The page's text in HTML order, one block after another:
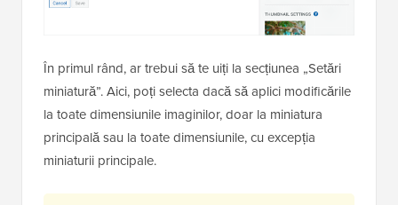
În primul rând, ar trebui să te uiți la secțiunea „Setări
miniatură”. Aici, poți selecta dacă să aplici modificările
la toate dimensiunile imaginilor, doar la miniatura
principală sau la toate dimensiunile, cu excepția
miniaturii principale.